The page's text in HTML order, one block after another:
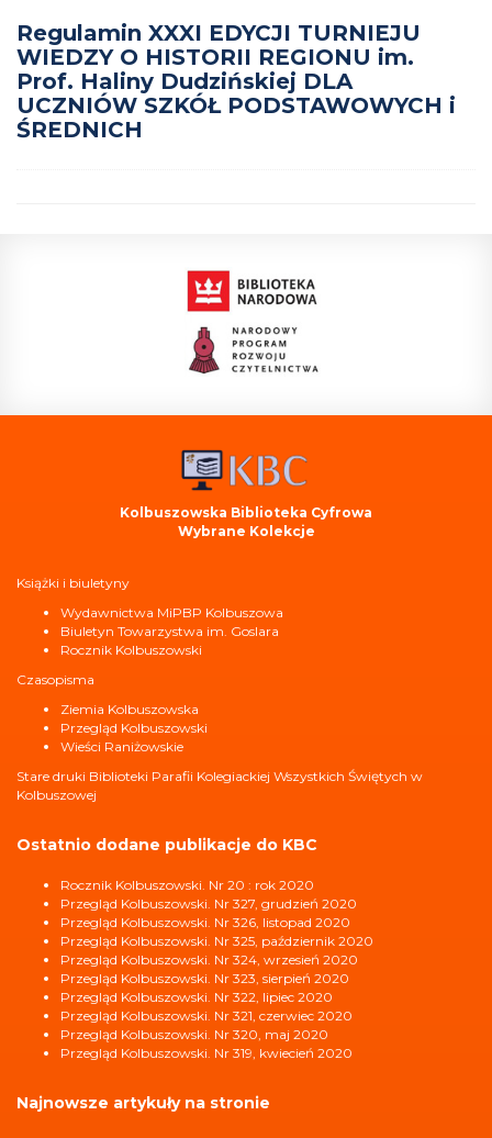
Regulamin XXXI EDYCJI TURNIEJU
WIEDZY O HISTORII REGIONU im.
Prof. Haliny Dudzińskiej DLA
UCZNIÓW SZKÓŁ PODSTAWOWYCH i
ŚREDNICH
Kolbuszowska Biblioteka Cyfrowa
Wybrane Kolekcje
Książki i biuletyny
Wydawnictwa MiPBP Kolbuszowa
Biuletyn Towarzystwa im. Goslara
Rocznik Kolbuszowski
Czasopisma
Ziemia Kolbuszowska
Przegląd Kolbuszowski
Wieści Raniżowskie
Stare druki Biblioteki Parafii Kolegiackiej Wszystkich Świętych w
Kolbuszowej
Ostatnio dodane publikacje do KBC
Rocznik Kolbuszowski. Nr 20 : rok 2020
Przegląd Kolbuszowski. Nr 327, grudzień 2020
Przegląd Kolbuszowski. Nr 326, listopad 2020
Przegląd Kolbuszowski. Nr 325, październik 2020
Przegląd Kolbuszowski. Nr 324, wrzesień 2020
Przegląd Kolbuszowski. Nr 323, sierpień 2020
Przegląd Kolbuszowski. Nr 322, lipiec 2020
Przegląd Kolbuszowski. Nr 321, czerwiec 2020
Przegląd Kolbuszowski. Nr 320, maj 2020
Przegląd Kolbuszowski. Nr 319, kwiecień 2020
Najnowsze artykuły na stronie